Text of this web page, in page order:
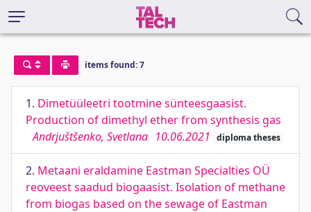
items found: 7
1. Dimetüüleetri tootmine sünteesgaasist.
Production of dimethyl ether from synthesis gas
Andrjuštšenko, Svetlana 10.06.2021 diploma theses
2. Metaani eraldamine Eastman Specialties OÜ
reoveest saadud biogaasist. Isolation of methane
from biogas based on the sewage of Eastman